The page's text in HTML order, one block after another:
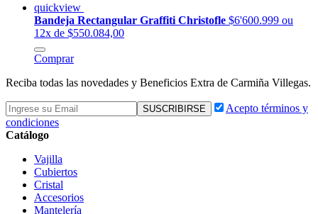
quickview
Bandeja Rectangular Graffiti Christofle $6'600.999 ou
12x de $550.084,00
Comprar
Reciba todas las novedades y Beneficios Extra de Carmiña Villegas.
Acepto términos y
condiciones
Catálogo
Vajilla
Cubiertos
Cristal
Accesorios
Mantelería